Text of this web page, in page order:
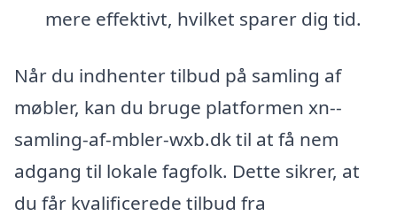
mere effektivt, hvilket sparer dig tid.
Når du indhenter tilbud på samling af
møbler, kan du bruge platformen xn--
samling-af-mbler-wxb.dk til at få nem
adgang til lokale fagfolk. Dette sikrer, at
du får kvalificerede tilbud fra